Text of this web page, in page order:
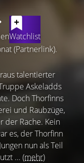
Watchlist
(Partnerlink).
talentierter
Askeladds
Doch Thorfinns
und Raubzüge,
der Rache. Kein
es, der Thorfinn
nun als Teil
... (mehr)